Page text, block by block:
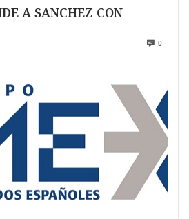
A SANCHEZ CON
0